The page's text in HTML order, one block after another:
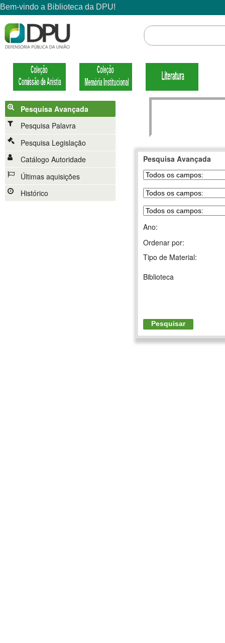
Pesquisa Avançada
Pesquisa Palavra
Pesquisa Legislação
Catálogo Autoridade
Últimas aquisições
Histórico
Pesquisa Avançada
Ano:
Ordenar por:
Tipo de Material:
Biblioteca
Pesquisar